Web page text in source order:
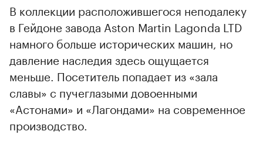
В коллекции расположившегося неподалеку
в Гейдоне завода Aston Martin Lagonda LTD
намного больше исторических машин, но
давление наследия здесь ощущается
меньше. Посетитель попадает из «зала
славы» с пучеглазыми довоенными
«Астонами» и «Лагондами» на современное
производство.